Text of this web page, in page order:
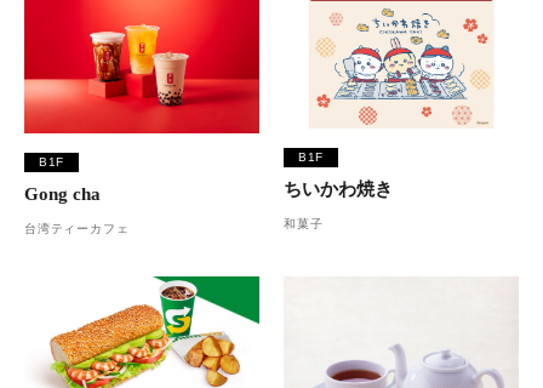
B1F
Gong cha
台湾ティーカフェ
B1F
ちいかわ焼き
和菓子